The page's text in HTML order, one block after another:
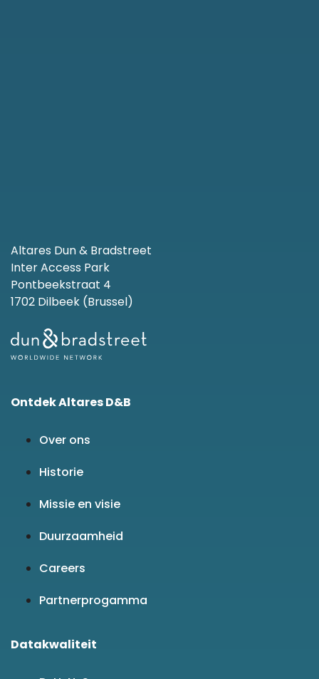
Altares Dun & Bradstreet
Inter Access Park
Pontbeekstraat 4
1702 Dilbeek (Brussel)
Ontdek Altares D&B
Over ons
Historie
Missie en visie
Duurzaamheid
Careers
Partnerprogamma
Datakwaliteit